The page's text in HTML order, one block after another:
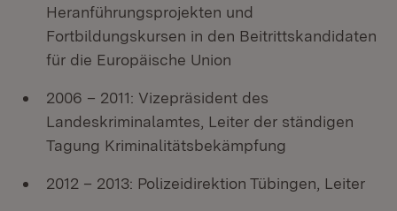
Heranführungsprojekten und
Fortbildungskursen in den Beitrittskandidaten
für die Europäische Union
2006 – 2011: Vizepräsident des
Landeskriminalamtes, Leiter der ständigen
Tagung Kriminalitätsbekämpfung
2012 – 2013: Polizeidirektion Tübingen, Leiter